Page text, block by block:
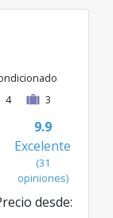
4 3
9.9
Excelente
(31
opiniones)
desde: